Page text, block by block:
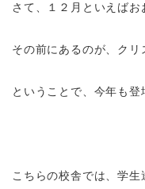
さて、１２月といえばお
その前にあるのが、クリ
ということで、今年も登
こちらの校舎では、学生